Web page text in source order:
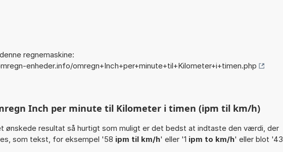
regnemaskine:
enheder.info/omregn+Inch+per+minute+til+Kilometer+i+timen.php
Inch per minute til Kilometer i timen (ipm til km/h)
ønskede resultat så hurtigt som muligt er det bedst at indtaste den værdi, der
som tekst, for eksempel '58 ipm til km/h' eller '1 ipm to km/h' eller blot '43